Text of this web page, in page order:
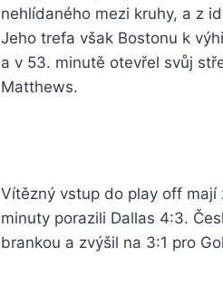
nehlídaného mezi kruhy, a z
Jeho trefa však Bostonu k
a v 53. minutě otevřel svůj
Matthews.
Vítězný vstup do play off mají
minuty porazili Dallas 4:3.
brankou a zvýšil na 3:1 pro